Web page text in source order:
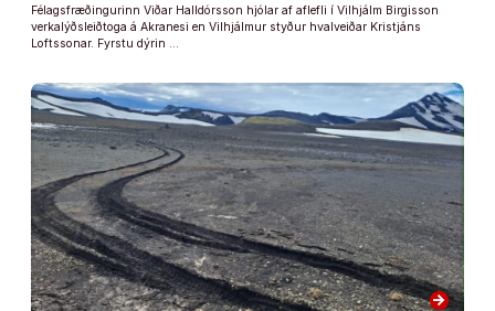
Félagsfræðingurinn Viðar Halldórsson hjólar af aflefli í Vilhjálm Birgisson
verkalýðsleiðtoga á Akranesi en Vilhjálmur styður hvalveiðar Kristjáns
Loftssonar. Fyrstu dýrin …
arrow_forward